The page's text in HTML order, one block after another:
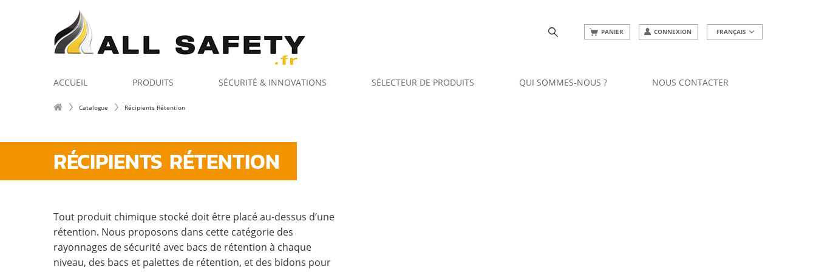
PANIER CONNEXION FRANÇAIS
ACCUEIL PRODUITS SÉCURITÉ & INNOVATIONS SÉLECTEUR DE PRODUITS QUI SOMMES-NOUS ? NOUS CONTACTER
Catalogue Récipients Rétention
RÉCIPIENTS RÉTENTION
Tout produit chimique stocké doit être placé au-dessus d’une
rétention. Nous proposons dans cette catégorie des
rayonnages de sécurité avec bacs de rétention à chaque
niveau, des bacs et palettes de rétention, et des bidons pour